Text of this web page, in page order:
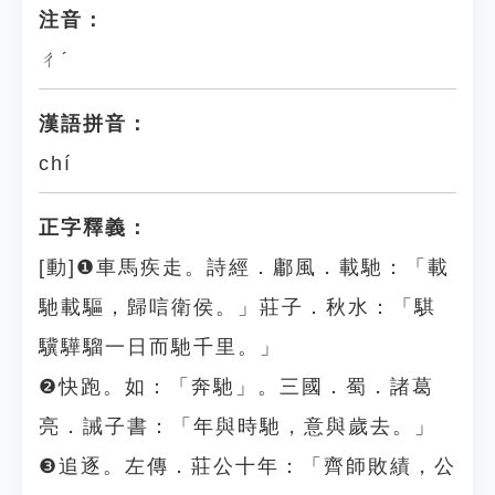
注音：
ㄔˊ
漢語拼音：
chí
正字釋義：
[動]❶車馬疾走。詩經．鄘風．載馳：「載
馳載驅，歸唁衛侯。」莊子．秋水：「騏
驥驊騮一日而馳千里。」
❷快跑。如：「奔馳」。三國．蜀．諸葛
亮．誡子書：「年與時馳，意與歲去。」
❸追逐。左傳．莊公十年：「齊師敗績，公